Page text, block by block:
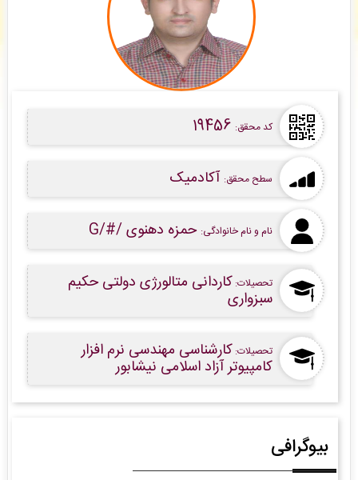
: سفارش چاپ و نشر کتاب شما بررسی و پیش فاکتور برای شما صادر گردید. -
hamidreza moheghi: پرداخت فاکتور نهایی شما با موفقیت انجام شد، میتوانید فایل تایپ،
صفحه آرایی شده خود را دانلود نمایید. -( یکشنبه ۰۵/۰۵/۱۸ ۱۰:۵۵:۱۳)
: پیش فاکتور شما با موفقیت پرداخت شد و سفارش تایپ، صفحه آرایی شما در حال
کد محقق:
سطح محقق: آکادمیک
نام و نام خانوادگی: حمزه دهنوی /#/G
تحصیلات: کاردانی متالورژی دولتی حکیم
سبزواری
تحصیلات: کارشناسی مهندسی نرم افزار
کامپیوتر آزاد اسلامی نیشابور
بیوگرافی